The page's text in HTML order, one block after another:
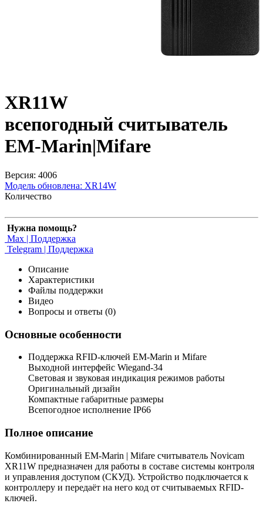
XR11W
всепогодный считыватель
EM-Marin|Mifare
Версия: 4006
Модель обновлена: XR14W
Количество
Нужна помощь?
Max | Поддержка
Telegram | Поддержка
Описание
Характеристики
Файлы поддержки
Видео
Вопросы и ответы (0)
Основные особенности
Поддержка RFID-ключей EM-Marin и Mifare
Выходной интерфейс Wiegand-34
Световая и звуковая индикация режимов работы
Оригинальный дизайн
Компактные габаритные размеры
Всепогодное исполнение IP66
Полное описание
Комбинированный EM-Marin | Mifare cчитыватель Novicam
XR11W предназначен для работы в составе системы контроля
и управления доступом (СКУД). Устройство подключается к
контроллеру и передаёт на него код от считываемых RFID-
ключей.